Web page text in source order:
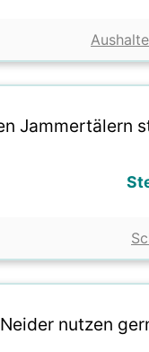
Jammertälern
Neider nutzen